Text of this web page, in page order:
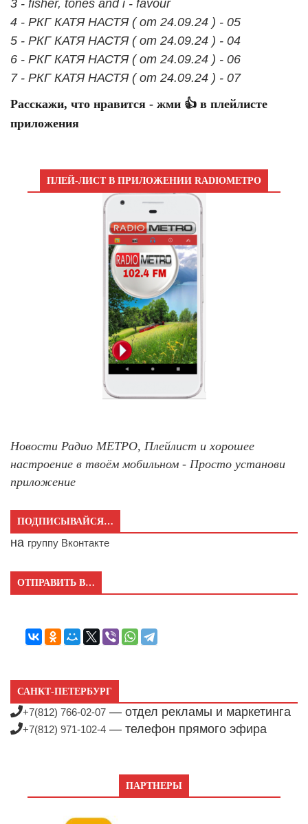
3 - fisher, tones and i - favour
4 - РКГ КАТЯ НАСТЯ ( от 24.09.24 ) - 05
5 - РКГ КАТЯ НАСТЯ ( от 24.09.24 ) - 04
6 - РКГ КАТЯ НАСТЯ ( от 24.09.24 ) - 06
7 - РКГ КАТЯ НАСТЯ ( от 24.09.24 ) - 07
Расскажи, что нравится - жми 👍 в плейлисте
приложения
ПЛЕЙ-ЛИСТ В ПРИЛОЖЕНИИ RADIOМЕТРО
Новости Радио МЕТРО, Плейлист и хорошее
настроение в твоём мобильном - Просто установи
приложение
ПОДПИСЫВАЙСЯ…
на группу Вконтакте
ОТПРАВИТЬ В…
САНКТ-ПЕТЕРБУРГ
+7(812) 766-02-07 — отдел рекламы и маркетинга
+7(812) 971-102-4 — телефон прямого эфира
ПАРТНЕРЫ